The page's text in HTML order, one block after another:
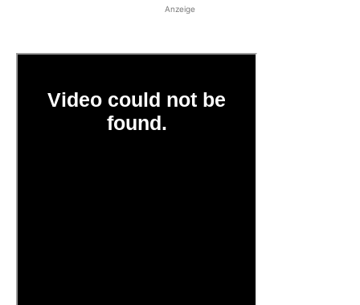
Anzeige